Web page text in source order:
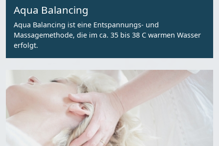
Aqua Balancing
Aqua Balancing ist eine Entspannungs- und
Massagemethode, die im ca. 35 bis 38 C warmen Wasser
erfolgt.